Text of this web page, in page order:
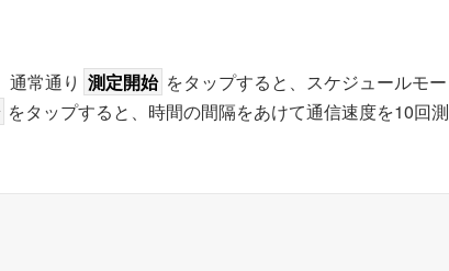
通常通り 測定開始 をタップすると、スケジュールモー
をタップすると、時間の間隔をあけて通信速度を10回測